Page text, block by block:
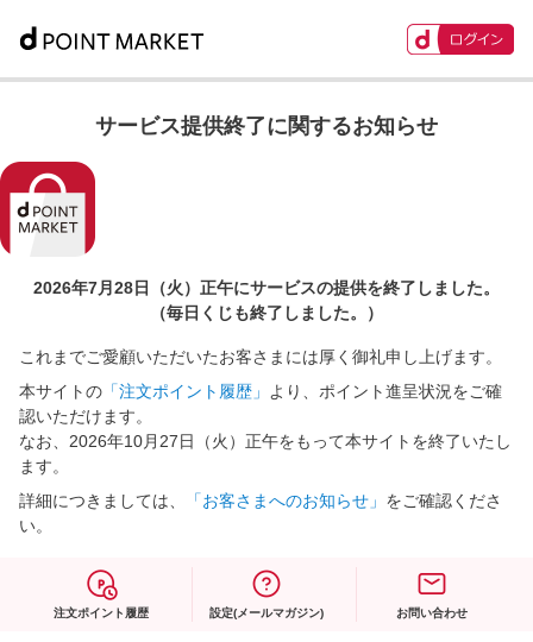
サービス提供終了に関するお知らせ
2026年7月28日（火）正午にサービスの提供を終了しました。
（毎日くじも終了しました。）
これまでご愛顧いただいたお客さまには厚く御礼申し上げます。
本サイトの 「注文ポイント履歴」
より、ポイント進呈状況をご確
認いただけます。
なお、2026年10月27日（火）正午をもって本サイトを終了いたし
ます。
詳細につきましては、
「お客さまへのお知らせ」 をご確認くださ
い。
注文ポイント履歴 設定(メールマガジン) お問い合わせ